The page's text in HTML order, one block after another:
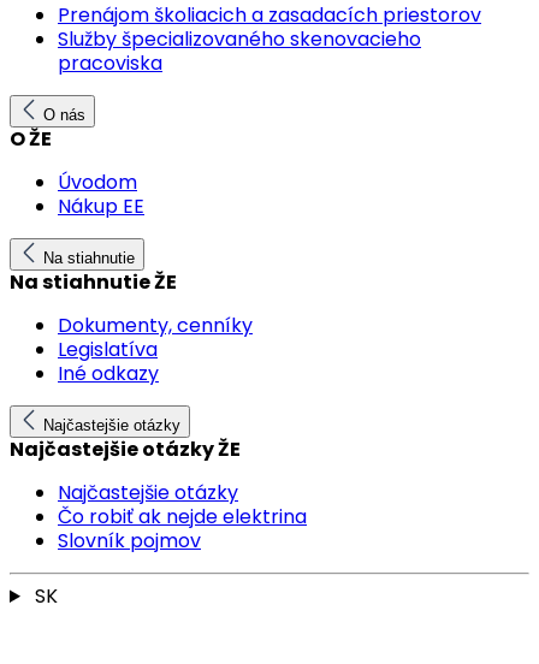
Prenájom školiacich a zasadacích priestorov
Služby špecializovaného skenovacieho
pracoviska
O nás
O ŽE
Úvodom
Nákup EE
Na stiahnutie
Na stiahnutie ŽE
Dokumenty, cenníky
Legislatíva
Iné odkazy
Najčastejšie otázky
Najčastejšie otázky ŽE
Najčastejšie otázky
Čo robiť ak nejde elektrina
Slovník pojmov
SK